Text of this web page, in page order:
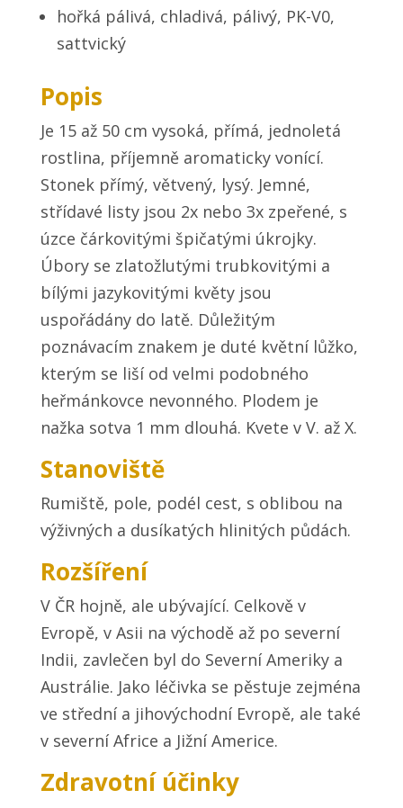
hořká pálivá, chladivá, pálivý, PK-V0,
sattvický
Popis
Je 15 až 50 cm vysoká, přímá, jednoletá
rostlina, příjemně aromaticky vonící.
Stonek přímý, větvený, lysý. Jemné,
střídavé listy jsou 2x nebo 3x zpeřené, s
úzce čárkovitými špičatými úkrojky.
Úbory se zlatožlutými trubkovitými a
bílými jazykovitými květy jsou
uspořádány do latě. Důležitým
poznávacím znakem je duté květní lůžko,
kterým se liší od velmi podobného
heřmánkovce nevonného. Plodem je
nažka sotva 1 mm dlouhá. Kvete v V. až X.
Stanoviště
Rumiště, pole, podél cest, s oblibou na
výživných a dusíkatých hlinitých půdách.
Rozšíření
V ČR hojně, ale ubývající. Celkově v
Evropě, v Asii na východě až po severní
Indii, zavlečen byl do Severní Ameriky a
Austrálie. Jako léčivka se pěstuje zejména
ve střední a jihovýchodní Evropě, ale také
v severní Africe a Jižní Americe.
Zdravotní účinky